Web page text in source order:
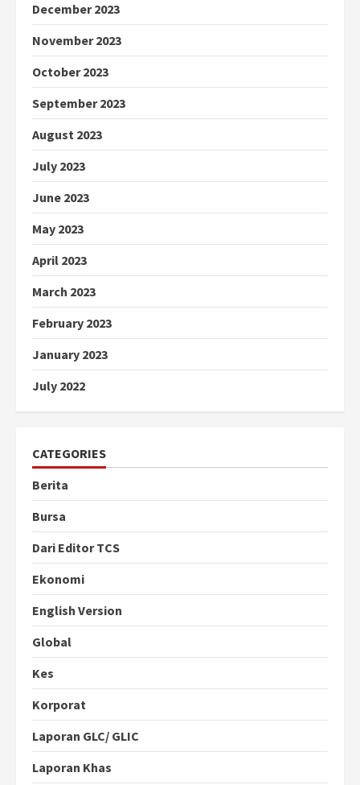
December 2023
November 2023
October 2023
September 2023
August 2023
July 2023
June 2023
May 2023
April 2023
March 2023
February 2023
January 2023
July 2022
CATEGORIES
Berita
Bursa
Dari Editor TCS
Ekonomi
English Version
Global
Kes
Korporat
Laporan GLC/ GLIC
Laporan Khas